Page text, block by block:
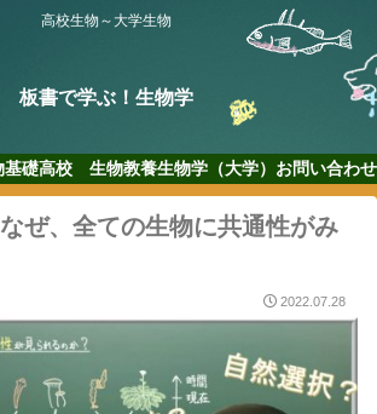
高校生物～大学生物
板書で学ぶ！生物学
礎高校 生物教養生物学（大学） お問い合わせ
ぜ、全ての生物に共通性がみ
2022.07.28